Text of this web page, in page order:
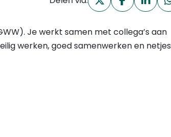
Je werkt samen met collega’s aan
werken, goed samenwerken en netjes